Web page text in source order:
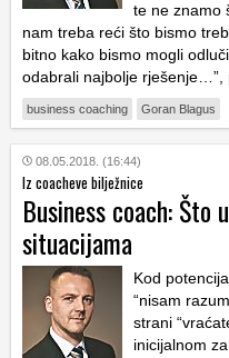
te ne znamo
nam treba reći što bismo
bitno kako bismo mogli
odabrali najbolje rješenje…”,
business coaching Goran Blagus
08.05.2018. (16:44)
Iz coacheve bilježnice
Business coach: Što
situacijama
Kod
“nisam
strani
inicijalnom